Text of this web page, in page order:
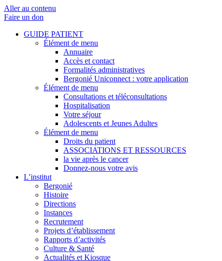
Aller au contenu
Faire un don
GUIDE PATIENT
Élément de menu
Annuaire
Accès et contact
Formalités administratives
Bergonié Uniconnect : votre application
Élément de menu
Consultations et téléconsultations
Hospitalisation
Votre séjour
Adolescents et Jeunes Adultes
Élément de menu
Droits du patient
ASSOCIATIONS ET RESSOURCES
la vie après le cancer
Donnez-nous votre avis
L’institut
Bergonié
Histoire
Directions
Instances
Recrutement
Projets d’établissement
Rapports d’activités
Culture & Santé
Actualités et Kiosque